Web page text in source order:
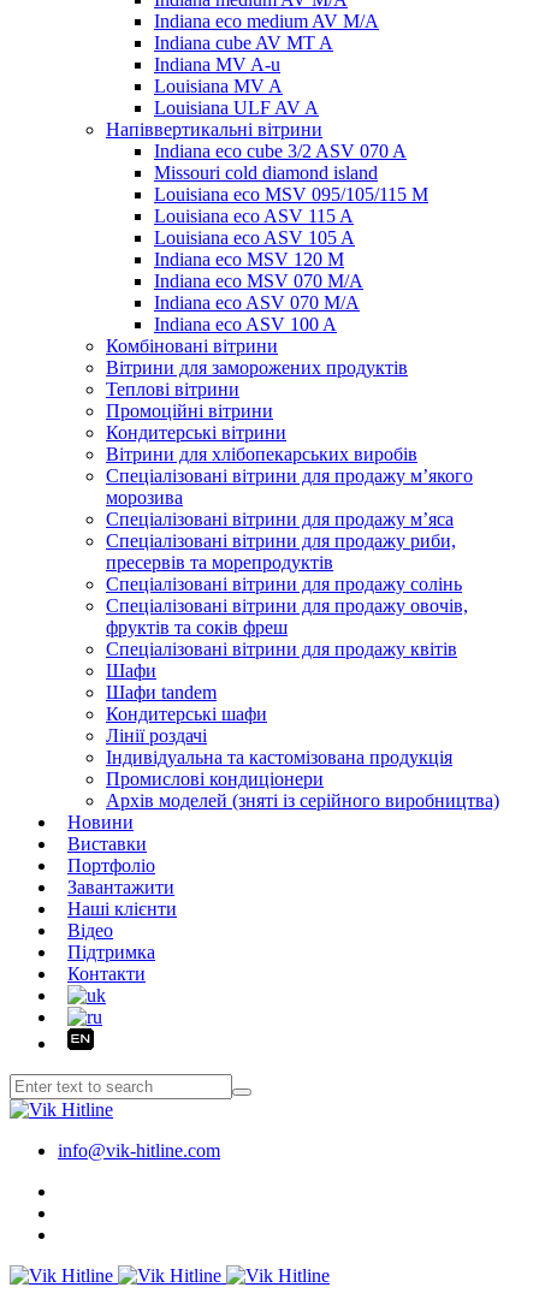
Indiana eco medium AV M/A
Indiana cube AV MT A
Indiana MV A-u
Louisiana MV A
Louisiana ULF AV A
Напіввертикальні вітрини
Indiana eco cube 3/2 ASV 070 A
Missouri cold diamond island
Louisiana eco MSV 095/105/115 M
Louisiana eco ASV 115 A
Louisiana eco ASV 105 A
Indiana eco MSV 120 M
Indiana eco MSV 070 M/A
Indiana eco ASV 070 M/A
Indiana eco ASV 100 A
Комбіновані вітрини
Вітрини для заморожених продуктів
Теплові вітрини
Промоційні вітрини
Кондитерські вітрини
Вітрини для хлібопекарських виробів
Спеціалізовані вітрини для продажу м’якого
морозива
Спеціалізовані вітрини для продажу м’яса
Спеціалізовані вітрини для продажу риби,
пресервів та морепродуктів
Спеціалізовані вітрини для продажу солінь
Спеціалізовані вітрини для продажу овочів,
фруктів та соків фреш
Спеціалізовані вітрини для продажу квітів
Шафи
Шафи tandem
Кондитерські шафи
Лінії роздачі
Індивідуальна та кастомізована продукція
Промислові кондиціонери
Архів моделей (зняті із серійного виробництва)
Новини
Виставки
Портфоліо
Завантажити
Наші клієнти
Відео
Підтримка
Контакти
info@vik-hitline.com